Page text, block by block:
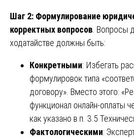
Шаг 2: Формулирование
корректных вопросов . Вопросы
ходатайстве должны быть:
Конкретными: Избегать
формулировок типа
договору». Вместо этого:
функционал онлайн-оплаты
как указано в п. 3.5
Фактологическими: